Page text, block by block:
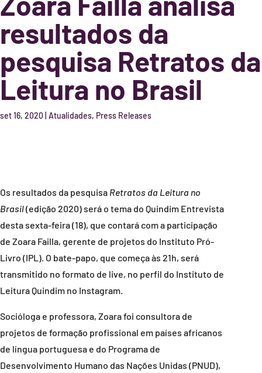
resultados da
pesquisa Retratos da
Leitura no Brasil
set 16, 2020 Atualidades, Press Releases
Os resultados da pesquisa Retratos da Leitura no
Brasil(edição 2020) será o tema do Quindim Entrevista
desta sexta-feira (18), que contará com a participação
de Zoara Failla, gerente de projetos do Instituto Pró-
Livro (IPL). O bate-papo, que começa às 21h, será
transmitido no formato de live, no perfil do Instituto de
Leitura Quindim no Instagram.
Socióloga e professora, Zoara foi consultora de
projetos de formação profissional em países africanos
de língua portuguesa e do Programa de
Desenvolvimento Humano das Nações Unidas (PNUD),